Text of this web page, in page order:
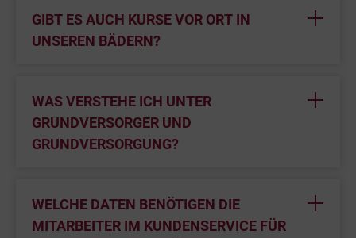
GIBT ES AUCH KURSE VOR ORT IN
UNSEREN BÄDERN?
WAS VERSTEHE ICH UNTER
GRUNDVERSORGER UND
GRUNDVERSORGUNG?
WELCHE DATEN BENÖTIGEN DIE
MITARBEITER IM KUNDENSERVICE FÜR